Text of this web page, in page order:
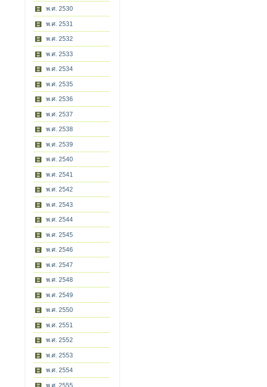
พ.ศ. 2530
พ.ศ. 2531
พ.ศ. 2532
พ.ศ. 2533
พ.ศ. 2534
พ.ศ. 2535
พ.ศ. 2536
พ.ศ. 2537
พ.ศ. 2538
พ.ศ. 2539
พ.ศ. 2540
พ.ศ. 2541
พ.ศ. 2542
พ.ศ. 2543
พ.ศ. 2544
พ.ศ. 2545
พ.ศ. 2546
พ.ศ. 2547
พ.ศ. 2548
พ.ศ. 2549
พ.ศ. 2550
พ.ศ. 2551
พ.ศ. 2552
พ.ศ. 2553
พ.ศ. 2554
พ.ศ. 2555